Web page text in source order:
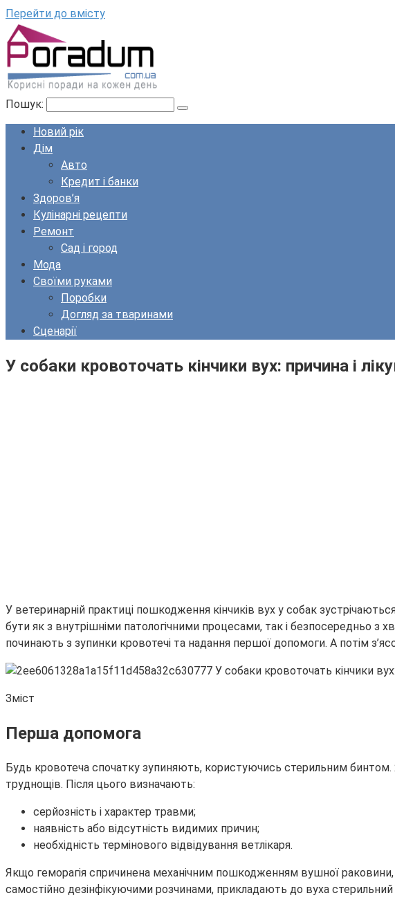
Перейти до вмісту
Пошук:
Новий рік
Дім
Авто
Кредит і банки
Здоров’я
Кулінарні рецепти
Ремонт
Сад і город
Мода
Своїми руками
Поробки
Догляд за тваринами
Сценарії
У собаки кровоточать кінчики вух: причина і
У ветеринарній практиці пошкодження кінчиків вух у собак
бути як з внутрішніми патологічними процесами, так і безпосередньо
починають з зупинки кровотечі та надання першої допомоги. А потім
Зміст
Перша допомога
Будь кровотеча спочатку зупиняють, користуючись стерильним
труднощів. Після цього визначають:
серйозність і характер травми;
наявність або відсутність видимих причин;
необхідність термінового відвідування ветлікаря.
Якщо геморагія спричинена механічним пошкодженням вушної раковини,
самостійно дезінфікуючими розчинами, прикладають до вуха стерильний